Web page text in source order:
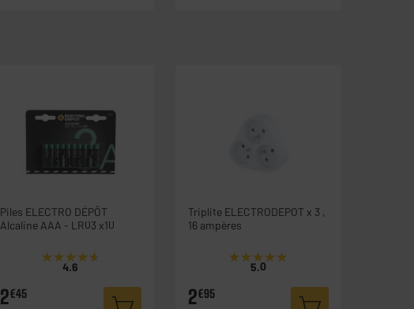
Piles ELECTRO DÉPÔT
Alcaline AAA - LR03 x10
★★★★★
★★★★★
4.6
2€45
Triplite ELECTRODEPOT x 3 ,
16 ampères
★★★★★
★★★★★
5.0
2€95